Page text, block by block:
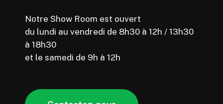
Notre Show Room est ouvert
du lundi au vendredi de 8h30 à 12h / 13h30
à 18h30
et le samedi de 9h à 12h